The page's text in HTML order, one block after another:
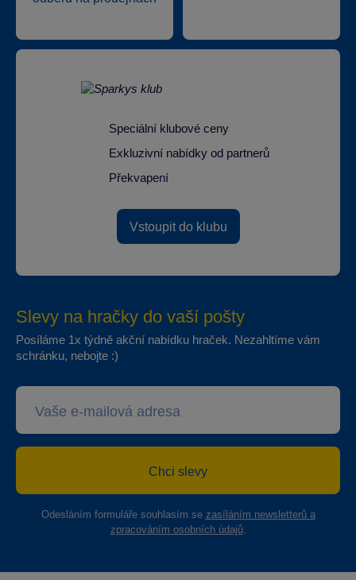
Speciální klubové ceny
Exkluzivní nabídky od partnerů
Překvapení
Vstoupit do klubu
Slevy na hračky do vaší pošty
Posíláme 1x týdně akční nabídku hraček. Nezahltíme vám
schránku, nebojte :)
Chci slevy
Odesláním formuláře souhlasím se zasíláním newsletterů a
zpracováním osobních údajů.